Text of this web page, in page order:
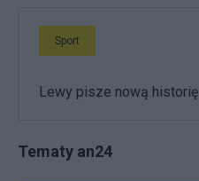
Sport
Lewy pisze nową historię
Tematy an24